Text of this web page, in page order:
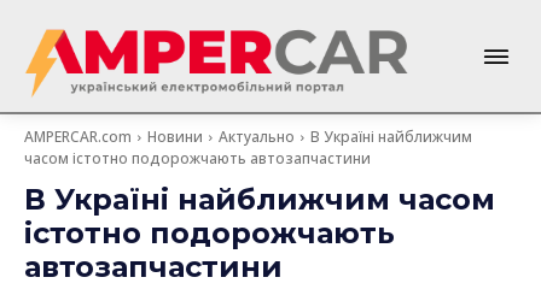
AMPERCAR.com Новини Актуально
В Україні найближчим
часом істотно подорожчають автозапчастини
В Україні найближчим часом
істотно подорожчають
автозапчастини